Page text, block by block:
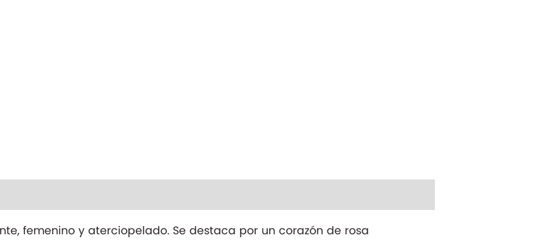
femenino y aterciopelado. Se destaca por un corazón de rosa